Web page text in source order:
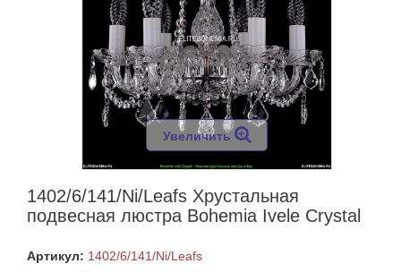
Увеличить
1402/6/141/Ni/Leafs Хрустальная
подвесная люстра Bohemia Ivele Crystal
Артикул: 1402/6/141/Ni/Leafs